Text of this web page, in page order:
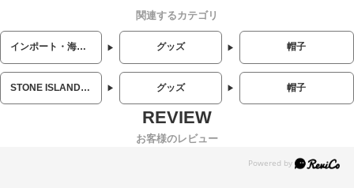
関連するカテゴリ
インポート・海外人気ブランド グッズ 帽子
STONE ISLAND (ストーンアイランド) グッズ 帽子
お客様のレビュー